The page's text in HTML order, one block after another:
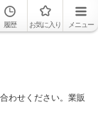
履歴 お気に入り メニュー
わせください。業販